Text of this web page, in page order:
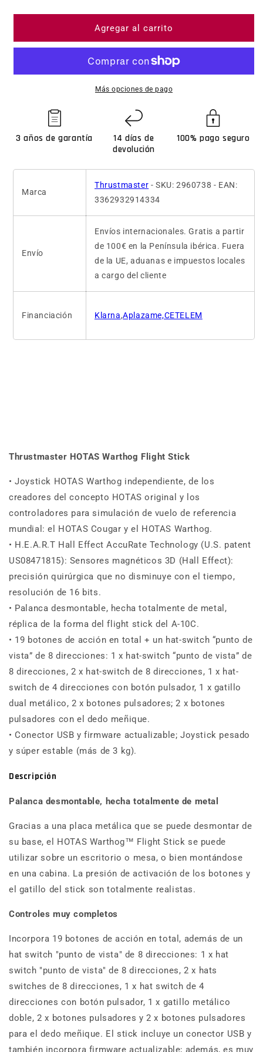
Agregar al carrito
Más opciones de pago
3 años de garantía
14 días de
devolución
100% pago seguro
Marca
Thrustmaster - SKU: 2960738 - EAN:
3362932914334
Envío
Envíos internacionales. Gratis a partir
de 100€ en la Península ibérica. Fuera
de la UE, aduanas e impuestos locales
a cargo del cliente
Financiación Klarna,Aplazame,CETELEM
Thrustmaster HOTAS Warthog Flight Stick
• Joystick HOTAS Warthog independiente, de los
creadores del concepto HOTAS original y los
controladores para simulación de vuelo de referencia
mundial: el HOTAS Cougar y el HOTAS Warthog.
• H.E.A.R.T Hall Effect AccuRate Technology (U.S. patent
US08471815): Sensores magnéticos 3D (Hall Effect):
precisión quirúrgica que no disminuye con el tiempo,
resolución de 16 bits.
• Palanca desmontable, hecha totalmente de metal,
réplica de la forma del flight stick del A-10C.
• 19 botones de acción en total + un hat-switch “punto de
vista” de 8 direcciones: 1 x hat-switch “punto de vista” de
8 direcciones, 2 x hat-switch de 8 direcciones, 1 x hat-
switch de 4 direcciones con botón pulsador, 1 x gatillo
dual metálico, 2 x botones pulsadores; 2 x botones
pulsadores con el dedo meñique.
• Conector USB y firmware actualizable; Joystick pesado
y súper estable (más de 3 kg).
Descripción
Palanca desmontable, hecha totalmente de metal
Gracias a una placa metálica que se puede desmontar de
su base, el HOTAS Warthog™ Flight Stick se puede
utilizar sobre un escritorio o mesa, o bien montándose
en una cabina. La presión de activación de los botones y
el gatillo del stick son totalmente realistas.
Controles muy completos
Incorpora 19 botones de acción en total, además de un
hat switch "punto de vista" de 8 direcciones: 1 x hat
switch "punto de vista" de 8 direcciones, 2 x hats
switches de 8 direcciones, 1 x hat switch de 4
direcciones con botón pulsador, 1 x gatillo metálico
doble, 2 x botones pulsadores y 2 x botones pulsadores
para el dedo meñique. El stick incluye un conector USB y
también incorpora firmware actualizable; además, es muy